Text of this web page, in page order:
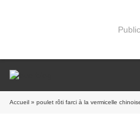
Accueil » poulet rôti farci à la vermicelle